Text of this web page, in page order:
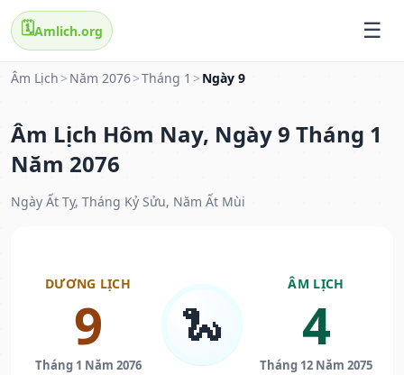
🗓️Amlich.org
Âm Lịch > Năm 2076>Tháng 1 > Ngày 9
Âm Lịch Hôm Nay, Ngày 9 Tháng 1
Năm 2076
Ngày Ất Tỵ, Tháng Kỷ Sửu, Năm Ất Mùi
DƯƠNG LỊCH
9
Tháng 1 Năm 2076
🐍
ÂM LỊCH
4
Tháng 12 Năm 2075